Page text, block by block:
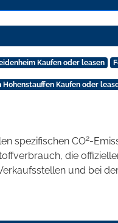
Kaufen oder leasen
Hohenstauffen Kaufen oder
spezifischen CO2-
die
und bei